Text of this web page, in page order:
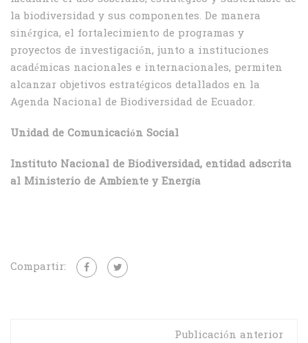
la biodiversidad y sus componentes. De manera
sinérgica, el fortalecimiento de programas y
proyectos de investigación, junto a instituciones
académicas nacionales e internacionales, permiten
alcanzar objetivos estratégicos detallados en la
Agenda Nacional de Biodiversidad de Ecuador.
Unidad de Comunicación Social
Instituto Nacional de Biodiversidad, entidad adscrita
al Ministerio de Ambiente y Energía
Compartir:
Publicación anterior